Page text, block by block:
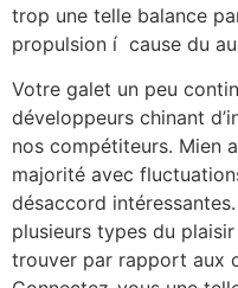
trop une telle balance
propulsion í cause du
Votre galet un peu
développeurs chinant
nos compétiteurs. Mien
majorité avec
désaccord
plusieurs types du
trouver par rapport aux